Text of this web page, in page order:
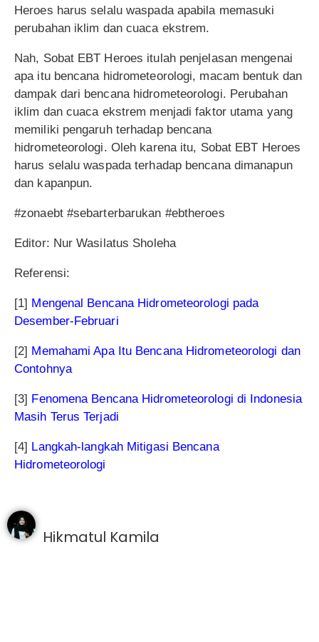
Heroes harus selalu waspada apabila memasuki
perubahan iklim dan cuaca ekstrem.
Nah, Sobat EBT Heroes itulah penjelasan mengenai
apa itu bencana hidrometeorologi, macam bentuk dan
dampak dari bencana hidrometeorologi. Perubahan
iklim dan cuaca ekstrem menjadi faktor utama yang
memiliki pengaruh terhadap bencana
hidrometeorologi. Oleh karena itu, Sobat EBT Heroes
harus selalu waspada terhadap bencana dimanapun
dan kapanpun.
#zonaebt #sebarterbarukan #ebtheroes
Editor: Nur Wasilatus Sholeha
Referensi:
[1] Mengenal Bencana Hidrometeorologi pada
Desember-Februari
[2] Memahami Apa Itu Bencana Hidrometeorologi dan
Contohnya
[3] Fenomena Bencana Hidrometeorologi di Indonesia
Masih Terus Terjadi
[4] Langkah-langkah Mitigasi Bencana
Hidrometeorologi
Hikmatul Kamila